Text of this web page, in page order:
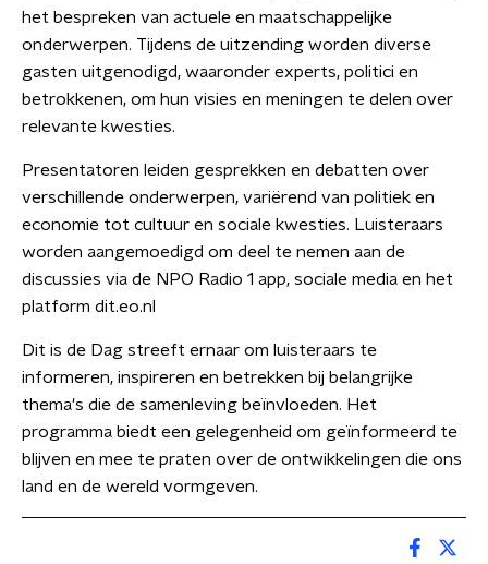
het bespreken van actuele en maatschappelijke
onderwerpen. Tijdens de uitzending worden diverse
gasten uitgenodigd, waaronder experts, politici en
betrokkenen, om hun visies en meningen te delen over
relevante kwesties.
Presentatoren leiden gesprekken en debatten over
verschillende onderwerpen, variërend van politiek en
economie tot cultuur en sociale kwesties. Luisteraars
worden aangemoedigd om deel te nemen aan de
discussies via de NPO Radio 1 app, sociale media en het
platform dit.eo.nl
Dit is de Dag streeft ernaar om luisteraars te
informeren, inspireren en betrekken bij belangrijke
thema's die de samenleving beïnvloeden. Het
programma biedt een gelegenheid om geïnformeerd te
blijven en mee te praten over de ontwikkelingen die ons
land en de wereld vormgeven.